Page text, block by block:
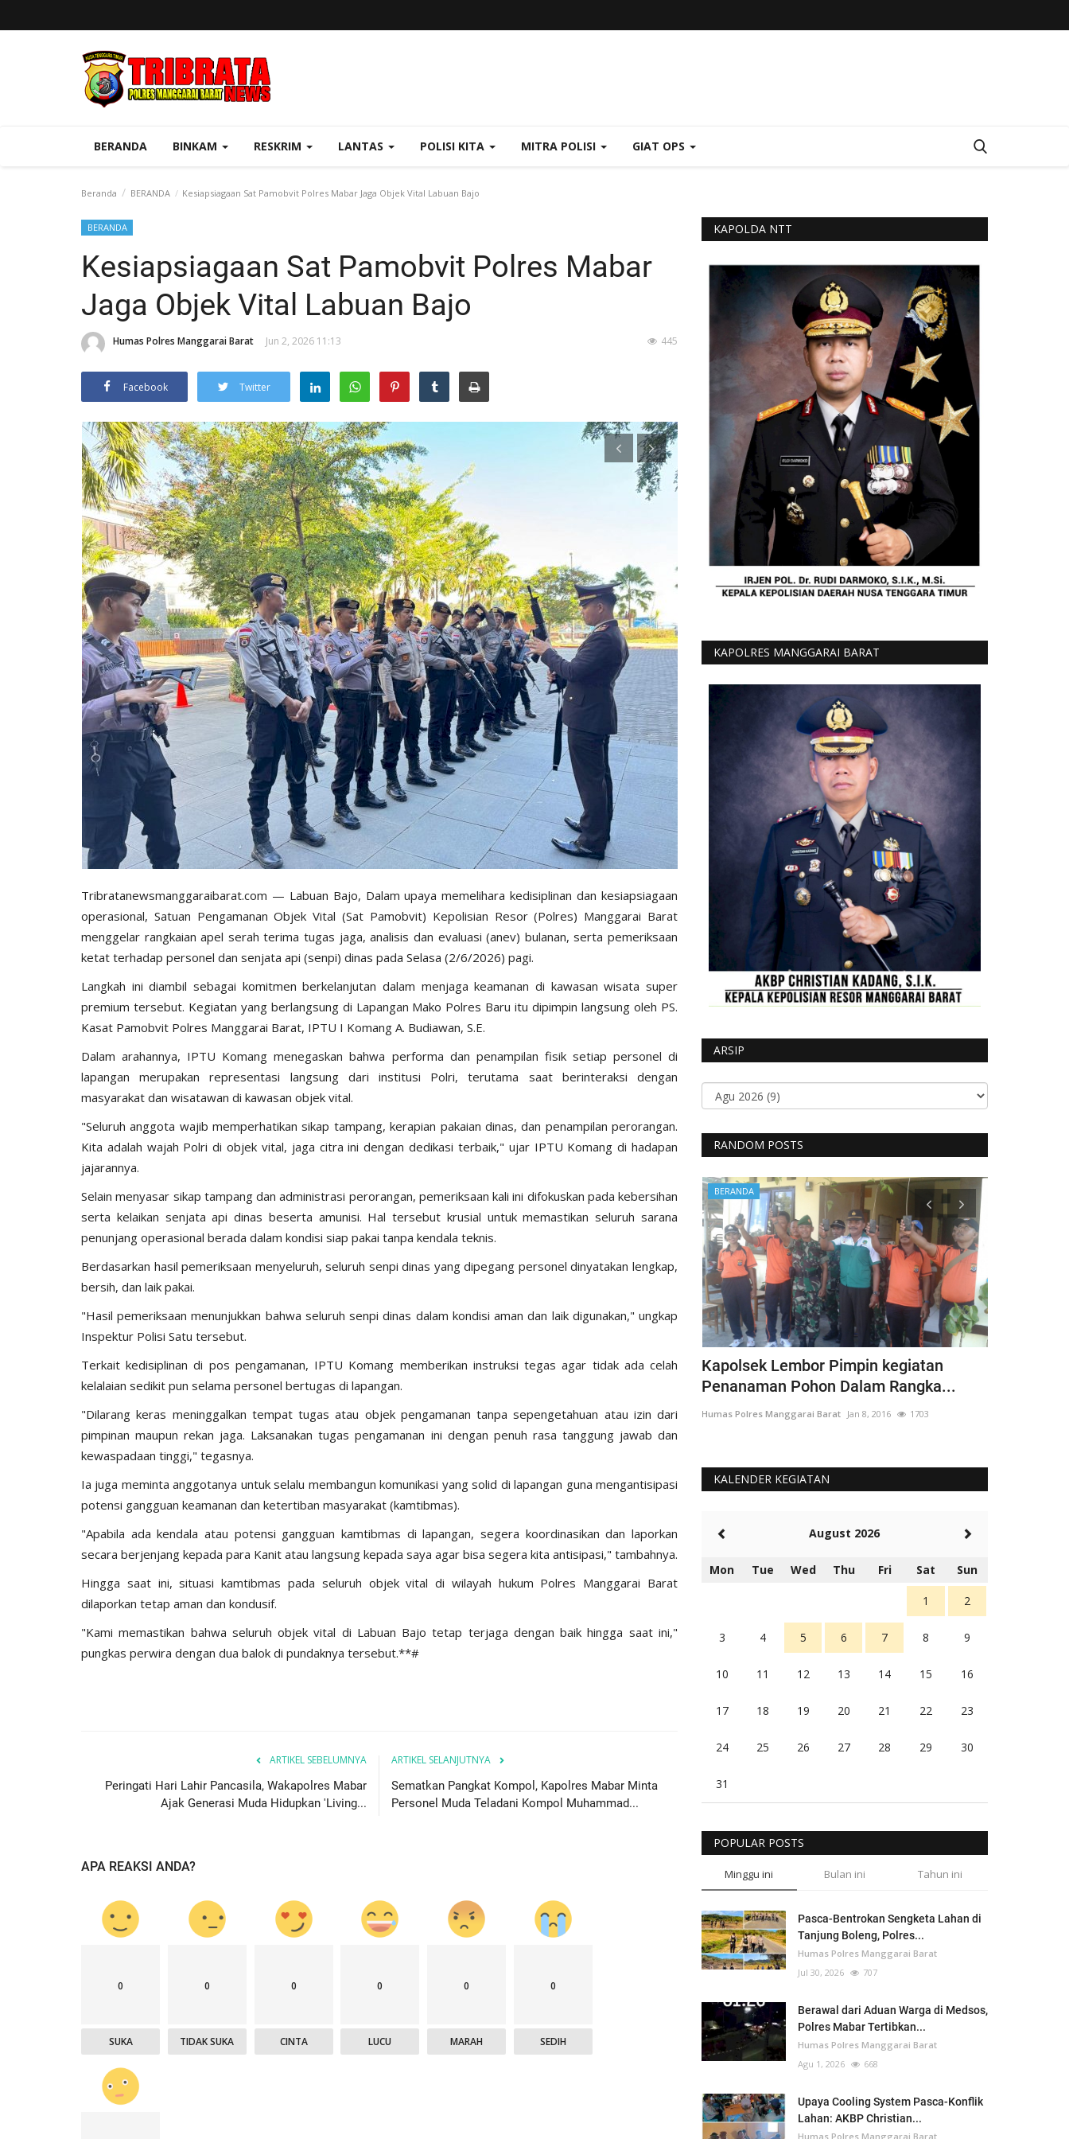
BERANDA BINKAM RESKRIM LANTAS POLISI KITA MITRA POLISI GIAT OPS
Beranda BERANDA Kesiapsiagaan Sat Pamobvit Polres Mabar Jaga Objek Vital Labuan Bajo
BERANDA
Kesiapsiagaan Sat Pamobvit Polres Mabar
Jaga Objek Vital Labuan Bajo
Humas Polres Manggarai Barat Jun 2, 2026 11:13 445
Facebook Twitter
Tribratanewsmanggaraibarat.com — Labuan Bajo, Dalam upaya memelihara kedisiplinan dan kesiapsiagaan
operasional, Satuan Pengamanan Objek Vital (Sat Pamobvit) Kepolisian Resor (Polres) Manggarai Barat
menggelar rangkaian apel serah terima tugas jaga, analisis dan evaluasi (anev) bulanan, serta pemeriksaan
ketat terhadap personel dan senjata api (senpi) dinas pada Selasa (2/6/2026) pagi.
‎Langkah ini diambil sebagai komitmen berkelanjutan dalam menjaga keamanan di kawasan wisata super
premium tersebut. Kegiatan yang berlangsung di Lapangan Mako Polres Baru itu dipimpin langsung oleh PS.
Kasat Pamobvit Polres Manggarai Barat, IPTU I Komang A. Budiawan, S.E.
‎Dalam arahannya, IPTU Komang menegaskan bahwa performa dan penampilan fisik setiap personel di
lapangan merupakan representasi langsung dari institusi Polri, terutama saat berinteraksi dengan
masyarakat dan wisatawan di kawasan objek vital.
"Seluruh anggota wajib memperhatikan sikap tampang, kerapian pakaian dinas, dan penampilan perorangan.
Kita adalah wajah Polri di objek vital, jaga citra ini dengan dedikasi terbaik," ujar IPTU Komang di hadapan
jajarannya.
‎Selain menyasar sikap tampang dan administrasi perorangan, pemeriksaan kali ini difokuskan pada kebersihan
serta kelaikan senjata api dinas beserta amunisi. Hal tersebut krusial untuk memastikan seluruh sarana
penunjang operasional berada dalam kondisi siap pakai tanpa kendala teknis.
‎Berdasarkan hasil pemeriksaan menyeluruh, seluruh senpi dinas yang dipegang personel dinyatakan lengkap,
bersih, dan laik pakai.
"Hasil pemeriksaan menunjukkan bahwa seluruh senpi dinas dalam kondisi aman dan laik digunakan," ungkap
Inspektur Polisi Satu tersebut.
‎Terkait kedisiplinan di pos pengamanan, IPTU Komang memberikan instruksi tegas agar tidak ada celah
kelalaian sedikit pun selama personel bertugas di lapangan.
‎"Dilarang keras meninggalkan tempat tugas atau objek pengamanan tanpa sepengetahuan atau izin dari
pimpinan maupun rekan jaga. Laksanakan tugas pengamanan ini dengan penuh rasa tanggung jawab dan
kewaspadaan tinggi," tegasnya.
‎Ia juga meminta anggotanya untuk selalu membangun komunikasi yang solid di lapangan guna mengantisipasi
potensi gangguan keamanan dan ketertiban masyarakat (kamtibmas).
‎"Apabila ada kendala atau potensi gangguan kamtibmas di lapangan, segera koordinasikan dan laporkan
secara berjenjang kepada para Kanit atau langsung kepada saya agar bisa segera kita antisipasi," tambahnya.
‎Hingga saat ini, situasi kamtibmas pada seluruh objek vital di wilayah hukum Polres Manggarai Barat
dilaporkan tetap aman dan kondusif.
‎"Kami memastikan bahwa seluruh objek vital di Labuan Bajo tetap terjaga dengan baik hingga saat ini,"
pungkas perwira dengan dua balok di pundaknya tersebut.**#
ARTIKEL SEBELUMNYA
Peringati Hari Lahir Pancasila, Wakapolres Mabar
Ajak Generasi Muda Hidupkan 'Living...
ARTIKEL SELANJUTNYA
Sematkan Pangkat Kompol, Kapolres Mabar Minta
Personel Muda Teladani Kompol Muhammad...
APA REAKSI ANDA?
0
SUKA
0
TIDAK SUKA
0
CINTA
0
LUCU
0
MARAH
0
SEDIH
KAPOLDA NTT
KAPOLRES MANGGARAI BARAT
ARSIP
RANDOM POSTS
Akpol
BERANDA
Surat Telegram Rotasi Pati Polri,
Komjen Agus Andrianto...
Humas Polres Manggarai Barat Jun 26, 2023 1035
Giat Ops
Giat Quick Wins Polri, Polres Mabar
Humas Polres Manggarai Barat Mar 10, 2018 2275
BERANDA
Kapolsek Lembor Pimpin kegiatan
Penanaman Pohon Dalam Rangka...
Humas Polres Manggarai Barat Jan 8, 2016 1703
KALENDER KEGIATAN
August 2026
Mon Tue Wed Thu Fri Sat Sun
1 2
3 4 5 6 7 8 9
10 11 12 13 14 15 16
17 18 19 20 21 22 23
24 25 26 27 28 29 30
31
POPULAR POSTS
Minggu ini Bulan ini Tahun ini
Pasca-Bentrokan Sengketa Lahan di
Tanjung Boleng, Polres...
Humas Polres Manggarai Barat
Jul 30, 2026
707
Berawal dari Aduan Warga di Medsos,
Polres Mabar Tertibkan...
Humas Polres Manggarai Barat
Agu 1, 2026
668
Upaya Cooling System Pasca-Konflik
Lahan: AKBP Christian...
Humas Polres Manggarai Barat